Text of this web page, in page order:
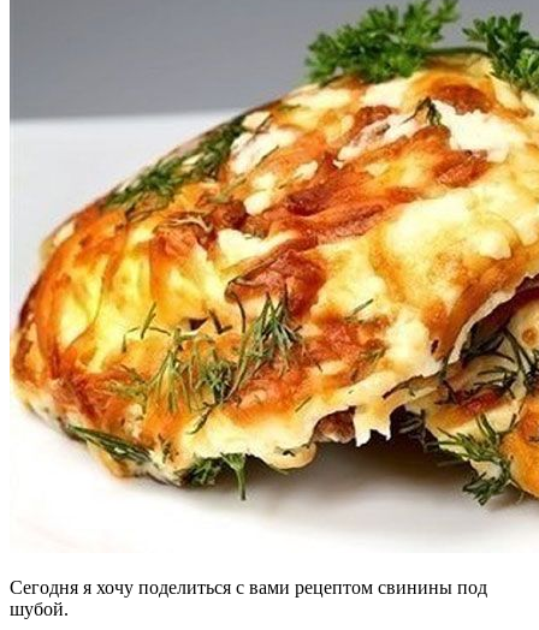
Сегодня я хочу поделиться с вами рецептом свинины под
шубой.